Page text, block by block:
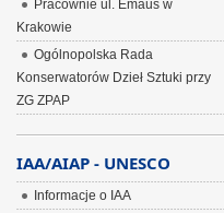
Pracownie ul. Emaus w
Krakowie
Ogólnopolska Rada
Konserwatorów Dzieł Sztuki przy
ZG ZPAP
IAA/AIAP - UNESCO
Informacje o IAA